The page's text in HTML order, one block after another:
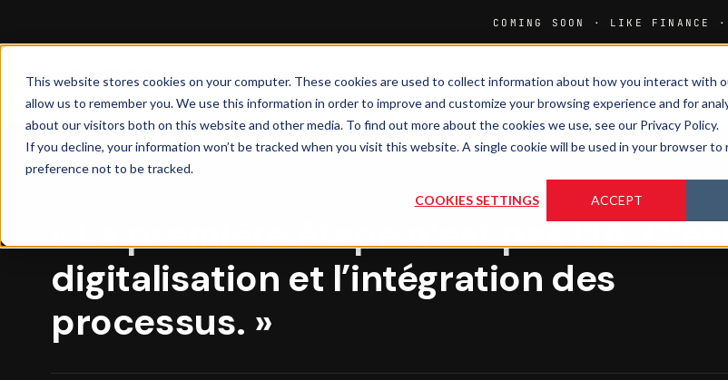
This website stores cookies on your computer. These cookies are used to collect information about how you interact with
allow us to remember you. We use this information in order to improve and customize your browsing experience and for
about our visitors both on this website and other media. To find out more about the cookies we use, see our Privacy Policy.
If you decline, your information won’t be tracked when you visit this website. A single cookie will be used in your browser to
preference not to be tracked.
COOKIES SETTINGS ACCEPT
HOME
« La première étape n’est pas l’IA.
digitalisation et l’intégration des
processus. »